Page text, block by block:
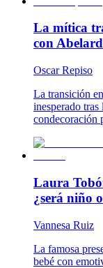
La mítica
con
Oscar Repiso
La transición
inesperado
condecoración
Laura
¿será niño
Vannesa Ruiz
La famosa
bebé con